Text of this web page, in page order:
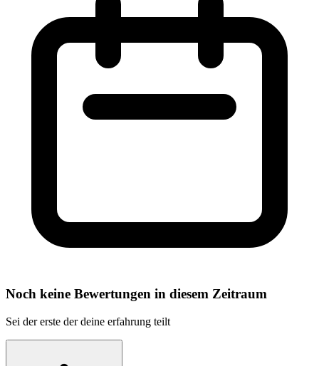
Noch keine Bewertungen in diesem Zeitraum
Sei der erste der deine erfahrung teilt